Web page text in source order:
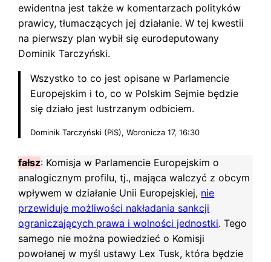
ewidentna jest także w komentarzach polityków
prawicy, tłumaczących jej działanie. W tej kwestii
na pierwszy plan wybił się eurodeputowany
Dominik Tarczyński.
Wszystko to co jest opisane w Parlamencie
Europejskim i to, co w Polskim Sejmie będzie
się działo jest lustrzanym odbiciem.
Dominik Tarczyński (PiS), Woronicza 17, 16:30
fałsz: Komisja w Parlamencie Europejskim o
analogicznym profilu, tj., mająca walczyć z obcym
wpływem w działanie Unii Europejskiej, nie
przewiduje możliwości nakładania sankcji
ograniczających prawa i wolności jednostki. Tego
samego nie można powiedzieć o Komisji
powołanej w myśl ustawy Lex Tusk, która będzie